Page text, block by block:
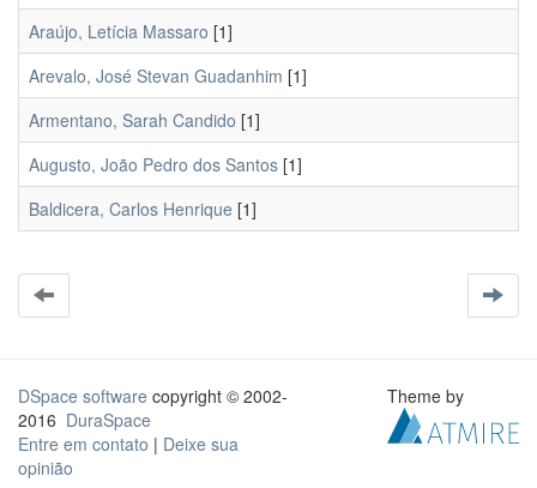
Araújo, Letícia Massaro [1]
Arevalo, José Stevan Guadanhim [1]
Armentano, Sarah Candido [1]
Augusto, João Pedro dos Santos [1]
Baldicera, Carlos Henrique [1]
DSpace software copyright © 2002-
2016 DuraSpace
Entre em contato | Deixe sua
opinião
Theme by